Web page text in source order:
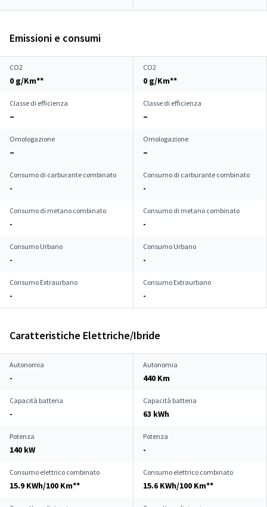
Emissioni e consumi
CO2
0 g/Km**
CO2
0 g/Km**
Classe di efficienza
–
Classe di efficienza
–
Omologazione
–
Omologazione
–
Consumo di carburante combinato
-
Consumo di carburante combinato
-
Consumo di metano combinato
-
Consumo di metano combinato
-
Consumo Urbano
-
Consumo Urbano
-
Consumo Extraurbano
-
Consumo Extraurbano
-
Caratteristiche Elettriche/Ibride
Autonomia
-
Autonomia
440 Km
Capacità batteria
-
Capacità batteria
63 kWh
Potenza
140 kW
Potenza
-
Consumo elettrico combinato
15.9 KWh/100 Km**
Consumo elettrico combinato
15.6 KWh/100 Km**